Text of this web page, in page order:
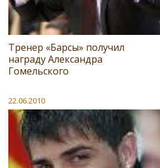
Тренер «Барсы» получил
награду Александра
Гомельского
22.06.2010